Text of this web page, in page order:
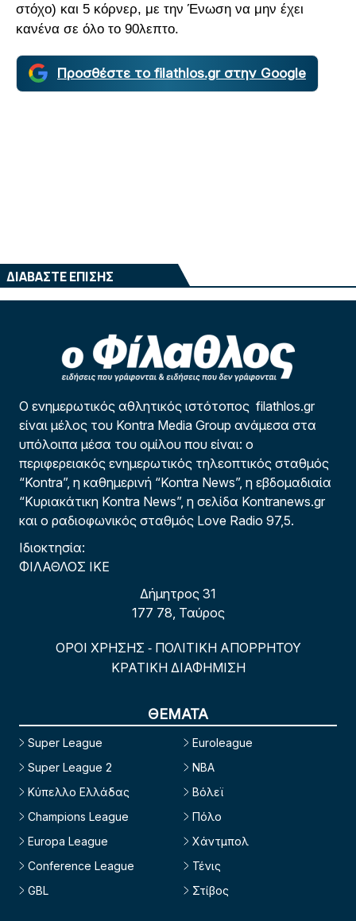
στόχο) και 5 κόρνερ, με την Ένωση να μην έχει
κανένα σε όλο το 90λεπτο.
Προσθέστε το filathlos.gr στην Google
ΔΙΑΒΑΣΤΕ ΕΠΙΣΗΣ
Ο ενημερωτικός αθλητικός ιστότοπος filathlos.gr
είναι μέλος του Kontra Media Group ανάμεσα στα
υπόλοιπα μέσα του ομίλου που είναι: ο
περιφερειακός ενημερωτικός τηλεοπτικός σταθμός
“Kontra”, η καθημερινή “Kontra News”, η εβδομαδιαία
“Κυριακάτικη Kontra News”, η σελίδα Kontranews.gr
και ο ραδιοφωνικός σταθμός Love Radio 97,5.
Ιδιοκτησία:
ΦΙΛΑΘΛΟΣ ΙΚΕ
Δήμητρος 31
177 78, Ταύρος
ΟΡΟΙ ΧΡΗΣΗΣ - ΠΟΛΙΤΙΚΗ ΑΠΟΡΡΗΤΟΥ
ΚΡΑΤΙΚΗ ΔΙΑΦΗΜΙΣΗ
ΘΕΜΑΤΑ
Super League
Super League 2
Κύπελλο Ελλάδας
Champions League
Europa League
Conference League
GBL
Euroleague
NBA
Βόλεϊ
Πόλο
Χάντμπολ
Τένις
Στίβος